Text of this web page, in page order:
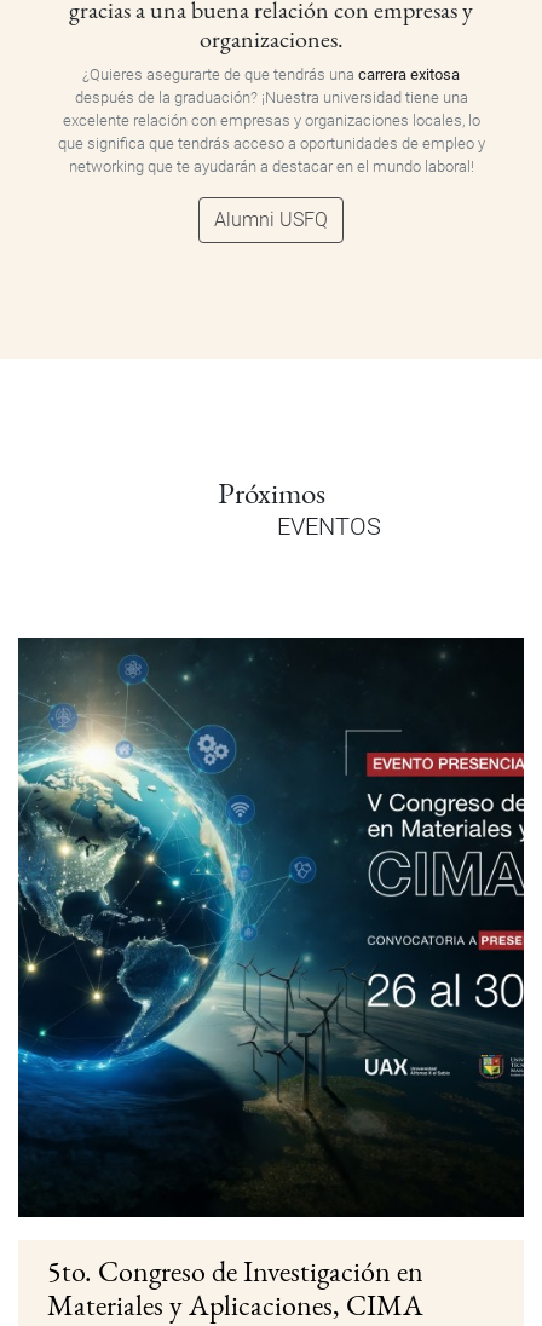
gracias a una buena relación con empresas y
organizaciones.
¿Quieres asegurarte de que tendrás una carrera exitosa
después de la graduación? ¡Nuestra universidad tiene una
excelente relación con empresas y organizaciones locales, lo
que significa que tendrás acceso a oportunidades de empleo y
networking que te ayudarán a destacar en el mundo laboral!
Alumni USFQ
Próximos
EVENTOS
5to. Congreso de Investigación en
Materiales y Aplicaciones, CIMA